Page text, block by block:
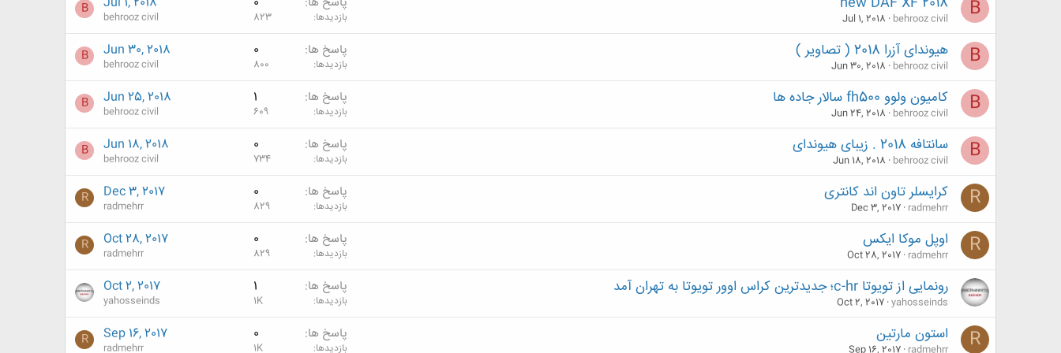
B
behrooz civil
Jul 1, 2018 بازدیدها 823
behrooz civil
B
B هیوندای آزرا 2018 ( تصاویر )
behrooz civil
Jun 30, 2018
پاسخ ها 0
بازدیدها 800
Jun 30, 2018
behrooz civil
B
B کامیون ولوو fh500 سالار جاده ها
behrooz civil
Jun 24, 2018
پاسخ ها 1
بازدیدها 609
Jun 25, 2018
behrooz civil
B
B سانتافه 2018 . زیبای هیوندای
behrooz civil
Jun 18, 2018
پاسخ ها 0
بازدیدها 734
Jun 18, 2018
behrooz civil
B
R کرایسلر تاون اند کانتری
radmehrr
Dec 3, 2017
پاسخ ها 0
بازدیدها 829
Dec 3, 2017
radmehrr
R
R اوپل موکا ایکس
radmehrr
Oct 28, 2017
پاسخ ها 0
بازدیدها 829
Oct 28, 2017
radmehrr
R
رونمایی از تویوتا c-hr؛ جدیدترین کراس اوور تویوتا به تهران آمد
yahosseinds
Oct 2, 2017
پاسخ ها 1
بازدیدها 1K
Oct 2, 2017
yahosseinds
R استون مارتین
radmehrr
Sep 16, 2017
پاسخ ها 0
بازدیدها 1K
Sep 16, 2017
radmehrr
R